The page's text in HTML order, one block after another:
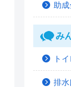
助
み
ト
排水